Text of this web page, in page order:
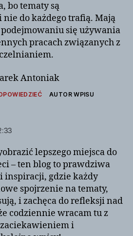
bo tematy są
nie do każdego trafią. Mają
się używania
pracach związanych z
Antoniak
AUTOR WPISU
lepszego miejsca do
– ten blog to prawdziwa
inspiracji, gdzie każdy
spojrzenie na tematy,
i zachęca do refleksji nad
codziennie wracam tu z
i